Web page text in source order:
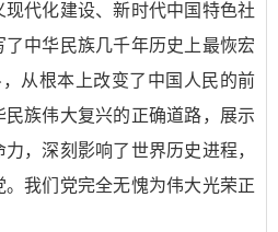
代化建设、新时代中国特色社
中华民族几千年历史上最恢宏
从根本上改变了中国人民的前
族伟大复兴的正确道路，展示
，深刻影响了世界历史进程，
我们党完全无愧为伟大光荣正